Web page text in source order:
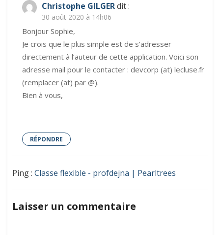
Christophe GILGERdit :
30 août 2020 à 14h06
Bonjour Sophie,
Je crois que le plus simple est de s’adresser
directement à l’auteur de cette application. Voici son
adresse mail pour le contacter : devcorp (at) lecluse.fr
(remplacer (at) par @).
Bien à vous,
RÉPONDRE
Ping : Classe flexible - profdejna | Pearltrees
Laisser un commentaire